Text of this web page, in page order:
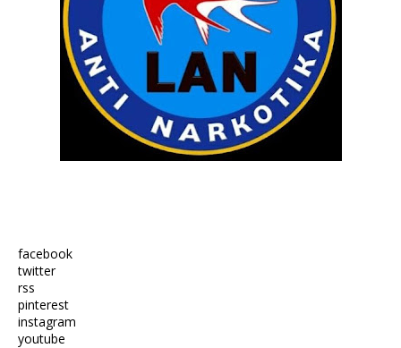
facebook
twitter
rss
pinterest
instagram
youtube